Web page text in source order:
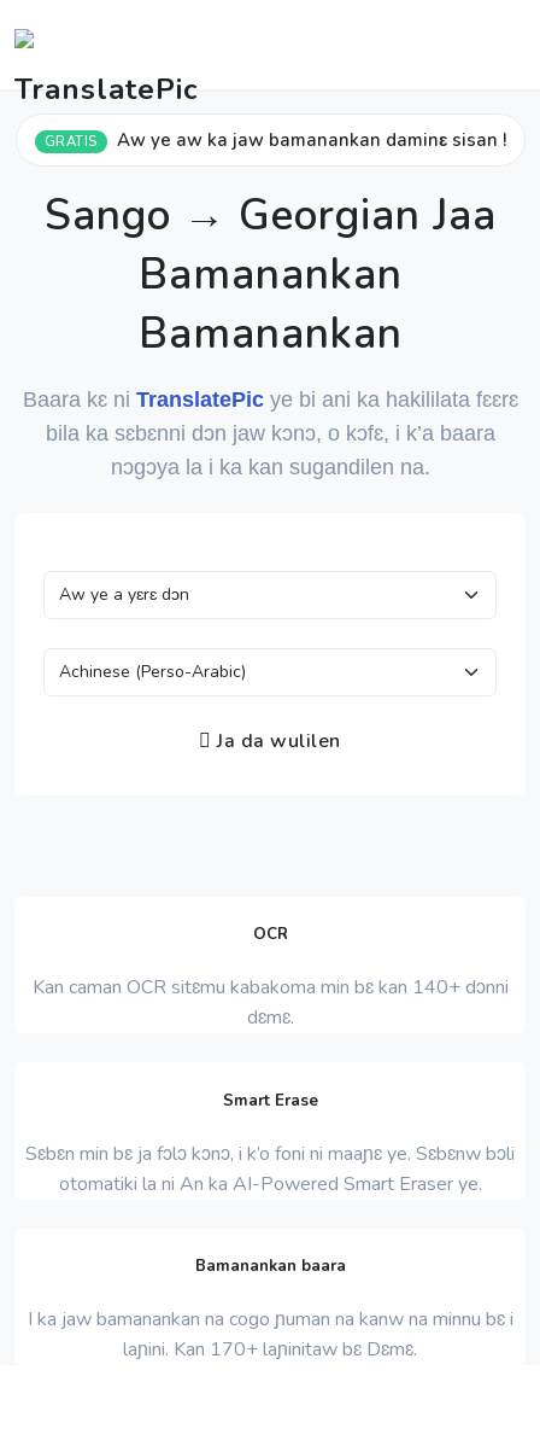
GRATIS Aw ye aw ka jaw bamanankan daminɛ sisan !
Sango → Georgian Jaa
Bamanankan
Bamanankan
Baara kɛ ni TranslatePicye bi ani ka hakililata fɛɛrɛ
bila ka sɛbɛnni dɔn jaw kɔnɔ, o kɔfɛ, i k’a baara
nɔgɔya la i ka kan sugandilen na.
Ja da wulilen
OCR
Kan caman OCR sitɛmu kabakoma min bɛ kan 140+ dɔnni
dɛmɛ.
Smart Erase
Sɛbɛn min bɛ ja fɔlɔ kɔnɔ, i k’o foni ni maaɲɛ ye. Sɛbɛnw bɔli
otomatiki la ni An ka AI-Powered Smart Eraser ye.
Bamanankan baara
I ka jaw bamanankan na cogo ɲuman na kanw na minnu bɛ i
laɲini. Kan 170+ laɲinitaw bɛ Dɛmɛ.